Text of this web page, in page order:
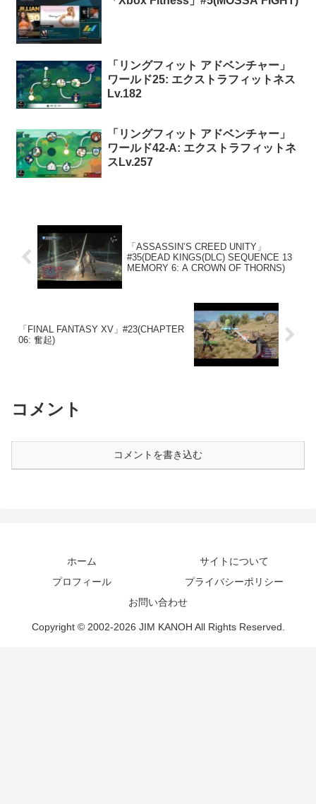
「リングフィット アドベンチャー」
ワールド25: エクストラフィットネス
Lv.182
「リングフィット アドベンチャー」
ワールド42-A: エクストラフィットネ
スLv.257
「ASSASSIN’S CREED UNITY」
#35(DEAD KINGS(DLC) SEQUENCE 13
MEMORY 6: A CROWN OF THORNS)
「FINAL FANTASY XV」#23(CHAPTER
06: 奮起)
コメント
コメントを書き込む
ホーム
サイトについて
プロフィール
プライバシーポリシー
お問い合わせ
Copyright © 2002-2026 JIM KANOH All Rights Reserved.